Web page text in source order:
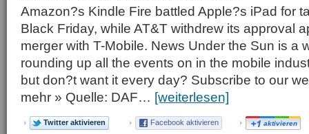
Amazon?s Kindle Fire battled Apple?s iPad for
Black Friday, while AT&T withdrew its approval
merger with T-Mobile. News Under the Sun is a
rounding up all the events on in the mobile
but don?t want it every day? Subscribe to our
mehr » Quelle: DAF… [weiterlesen]
Twitter aktivieren Facebook aktivieren aktivieren